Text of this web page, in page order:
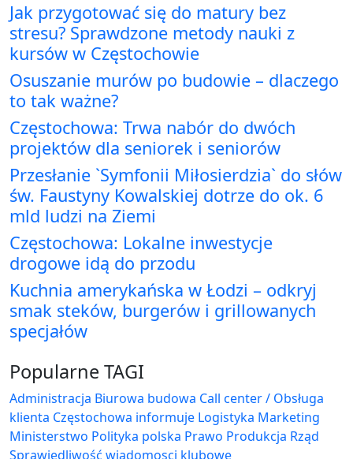
Jak przygotować się do matury bez
stresu? Sprawdzone metody nauki z
kursów w Częstochowie
Osuszanie murów po budowie – dlaczego
to tak ważne?
Częstochowa: Trwa nabór do dwóch
projektów dla seniorek i seniorów
Przesłanie `Symfonii Miłosierdzia` do słów
św. Faustyny Kowalskiej dotrze do ok. 6
mld ludzi na Ziemi
Częstochowa: Lokalne inwestycje
drogowe idą do przodu
Kuchnia amerykańska w Łodzi – odkryj
smak steków, burgerów i grillowanych
specjałów
Popularne TAGI
Administracja Biurowa budowa Call center / Obsługa
klienta Częstochowa informuje Logistyka Marketing
Ministerstwo Polityka polska Prawo Produkcja Rząd
Sprawiedliwość wiadomosci klubowe